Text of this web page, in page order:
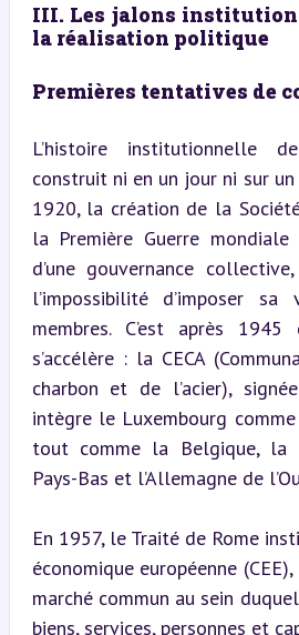
III. Les jalons
la réalisation politique
Premières tentatives de
L’histoire institutionnelle
construit ni en un jour ni sur un
1920, la création de la
la Première Guerre
d’une gouvernance
l’impossibilité d’imposer
membres. C’est après
s’accélère : la CECA
charbon et de l’acier),
intègre le Luxembourg
tout comme la Belgique, la
Pays-Bas et l’Allemagne de
En 1957, le Traité de Rome
économique européenne
marché commun au sein
biens, services, personnes et